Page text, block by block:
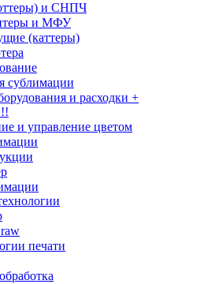
и СНПЧ
и МФУ
(каттеры)
сублимации
и расходки +
и управление цветом
печати